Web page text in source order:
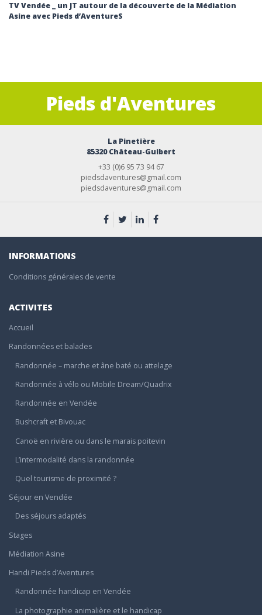
TV Vendée _ un JT autour de la découverte de la Médiation
Asine avec Pieds d’AventureS
Pieds d'Aventures
La Pinetière
85320 Château-Guibert
+33 (0)6 95 73 94 67
piedsdaventures@gmail.com
piedsdaventures@gmail.com
INFORMATIONS
Conditions générales de vente
ACTIVITES
Accueil
Randonnées et balades
Randonnée – marche et âne baté ou attelage
Randonnée à vélo ou Mobile Dream/Quadrix
Randonnée en Vendée
Bushcraft et Bivouac
Canoë en rivière ou dans le marais poitevin
L’intermodalité dans la randonnée
Quel tourisme de proximité ?
Séjour en Vendée
Des séjours adaptés
Stages
Médiation Asine
Handi Pieds d’Aventures
Randonnée handicap en Vendée
La photographie animalière et le handicap